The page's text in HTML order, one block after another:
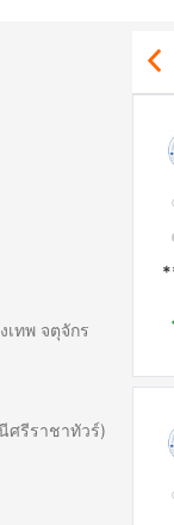
ทพ จตุจักร
ศรีราชาทัวร์)